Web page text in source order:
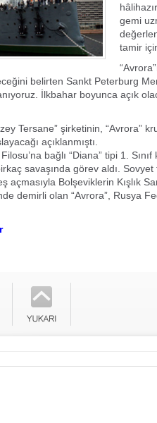
gemi
tamir
belirten Sankt Peterburg
İlkbahar boyunca açık
Tersane” şirketinin, “Avrora”
açıklanmıştı.
bağlı “Diana” tipi 1.
savaşında görev aldı.
Bolşeviklerin Kışlık
demirli olan “Avrora”, Rusya